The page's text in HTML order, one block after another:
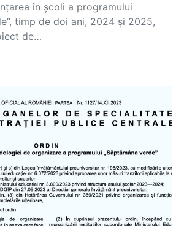
în școli a programului
timp de doi ani, 2024 și 2025,
de…